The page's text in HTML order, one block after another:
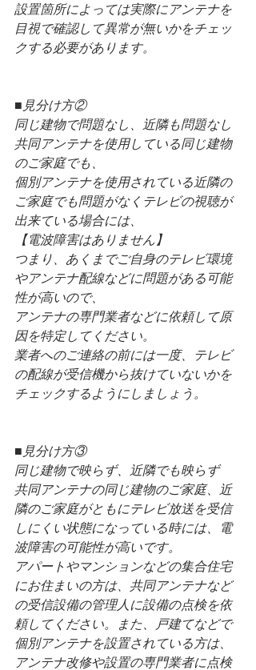
設置箇所によっては実際にアンテナを
目視で確認して異常が無いかをチェッ
クする必要があります。
■見分け方②
同じ建物で問題なし、近隣も問題なし
共同アンテナを使用している同じ建物
のご家庭でも、
個別アンテナを使用されている近隣の
ご家庭でも問題がなくテレビの視聴が
出来ている場合には、
【電波障害はありません】
つまり、あくまでご自身のテレビ環境
やアンテナ配線などに問題がある可能
性が高いので、
アンテナの専門業者などに依頼して原
因を特定してください。
業者へのご連絡の前には一度、テレビ
の配線が受信機から抜けていないかを
チェックするようにしましょう。
■見分け方③
同じ建物で映らず、近隣でも映らず
共同アンテナの同じ建物のご家庭、近
隣のご家庭がともにテレビ放送を受信
しにくい状態になっている時には、電
波障害の可能性が高いです。
アパートやマンションなどの集合住宅
にお住まいの方は、共同アンテナなど
の受信設備の管理人に設備の点検を依
頼してください。また、戸建てなどで
個別アンテナを設置されている方は、
アンテナ改修や設置の専門業者に点検